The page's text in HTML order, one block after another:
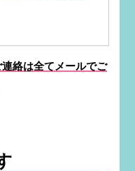
絡は全てメールでご